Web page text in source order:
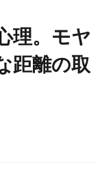
理。モヤ
距離の取